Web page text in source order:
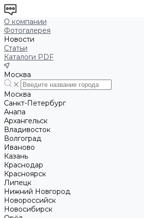
О компании
Фотогалерея
Новости
Статьи
Каталоги PDF
Москва
Москва
Санкт-Петербург
Анапа
Архангельск
Владивосток
Волгоград
Иваново
Казань
Краснодар
Красноярск
Липецк
Нижний Новгород
Новороссийск
Новосибирск